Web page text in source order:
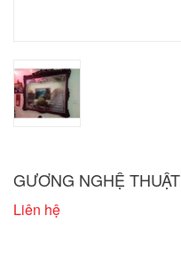
GƯƠNG NGHỆ THUẬT
Liên hệ